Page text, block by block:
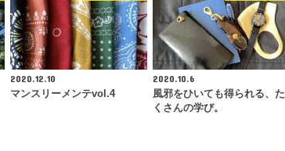
2020.12.10
マンスリーメンテvol.4
2020.10.6
風邪をひいても得られる、た
くさんの学び。